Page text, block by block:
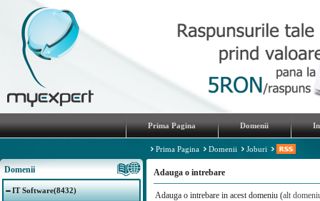
Prima Pagina Domenii
Domenii
IT Software(8432)
Prima Pagina Domenii Joburi
Adauga o intrebare
Adauga o intrebare in acest domeniu (alt